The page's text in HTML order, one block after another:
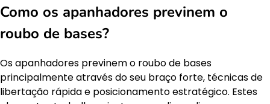
Como os apanhadores previnem o
roubo de bases?
Os apanhadores previnem o roubo de bases
principalmente através do seu braço forte, técnicas de
libertação rápida e posicionamento estratégico. Estes